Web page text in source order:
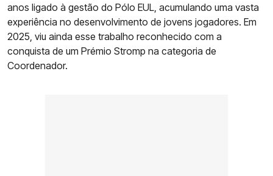
anos ligado à gestão do Pólo EUL, acumulando uma vasta
experiência no desenvolvimento de jovens jogadores. Em
2025, viu ainda esse trabalho reconhecido com a
conquista de um Prémio Stromp na categoria de
Coordenador.